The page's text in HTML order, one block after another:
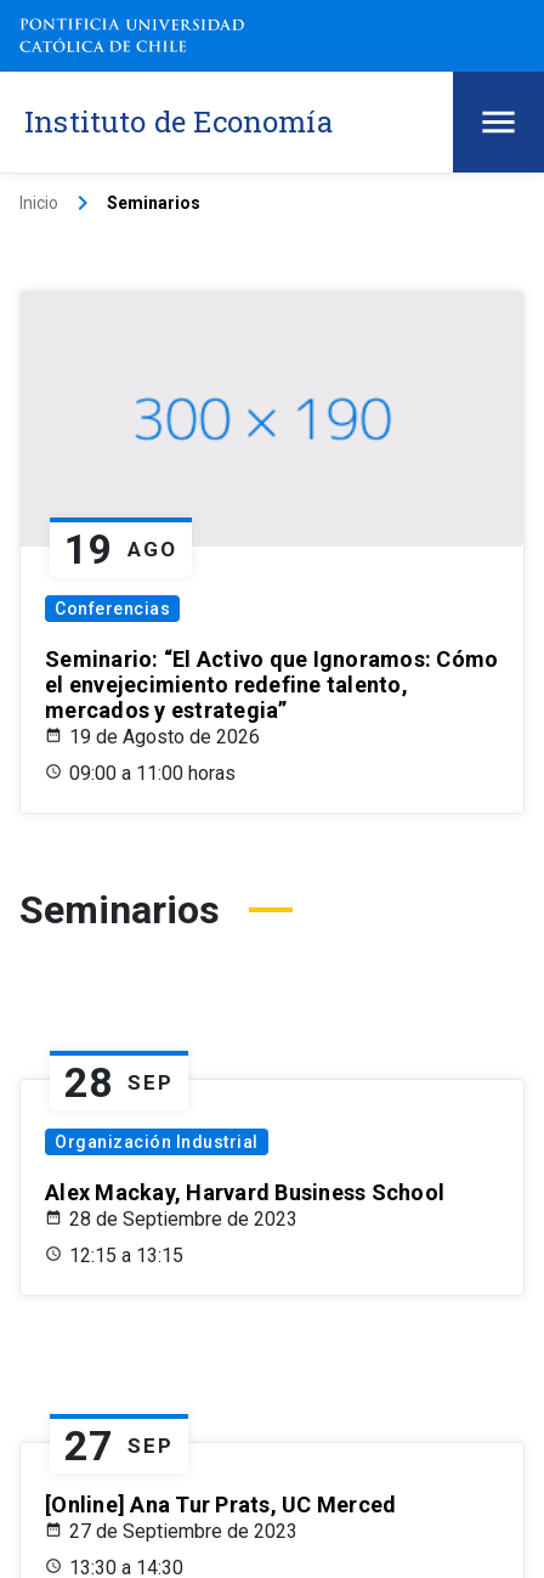
Instituto de Economía
Inicio keyboard_arrow_right Seminarios
19 AGO
Conferencias
Seminario: “El Activo que Ignoramos: Cómo
el envejecimiento redefine talento,
mercados y estrategia”
19 de Agosto de 2026
09:00 a 11:00 horas
Seminarios
28 SEP
Organización Industrial
Alex Mackay, Harvard Business School
28 de Septiembre de 2023
12:15 a 13:15
27 SEP
[Online] Ana Tur Prats, UC Merced
27 de Septiembre de 2023
13:30 a 14:30